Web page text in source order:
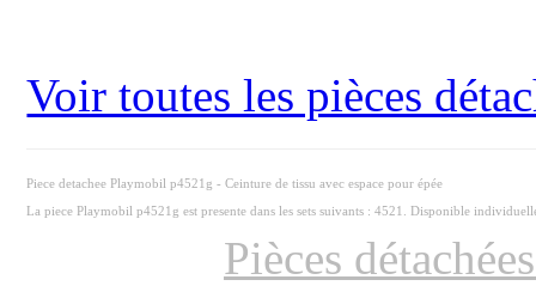
Voir toutes les pièces
Piece detachee Playmobil p4521g - Ceinture de tissu avec espace pour épée
La piece Playmobil p4521g est presente dans les sets suivants : 4521. Disponible
Pièces